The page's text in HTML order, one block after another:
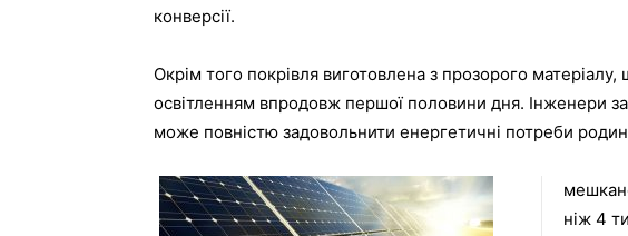
конверсії.
Окрім того покрівля виготовлена з прозорого
освітленням впродовж першої половини дня. Інженери
може повністю задовольнити енергетичні потреби
ніж 4